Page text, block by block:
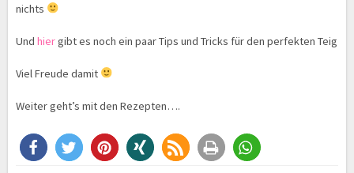
nichts
Und hiergibt es noch ein paar Tips und Tricks für den perfekten Teig
Viel Freude damit
Weiter geht’s mit den Rezepten….